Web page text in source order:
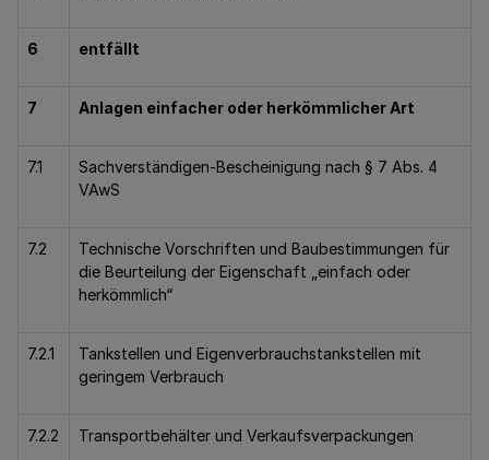
6 entfällt
7 Anlagen einfacher oder herkömmlicher Art
7.1
Sachverständigen-Bescheinigung nach § 7 Abs. 4
VAwS
7.2
Technische Vorschriften und Baubestimmungen für
die Beurteilung der Eigenschaft „einfach oder
herkömmlich“
7.2.1
Tankstellen und Eigenverbrauchstankstellen mit
geringem Verbrauch
7.2.2 Transportbehälter und Verkaufsverpackungen